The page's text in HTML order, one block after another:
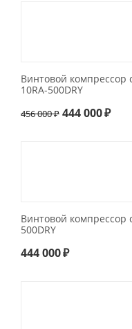
Винтовой компрессор
10RA-500DRY
456 000₽ 444 000₽
Винтовой компрессор
500DRY
444 000₽